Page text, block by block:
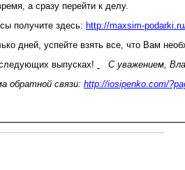
а сразу перейти к делу.
получите здесь: http://maxsim-
дней, успейте взять все, что Вам
выпусках!
С уважением,
обратной связи: http://iosipenko.com/